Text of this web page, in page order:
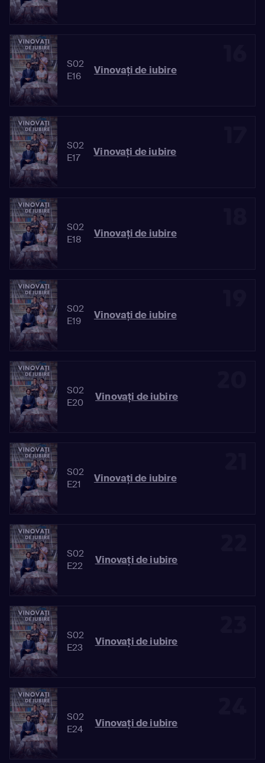
S02
E16
Vinovaţi de iubire
S02
E17
Vinovaţi de iubire
S02
E18
Vinovaţi de iubire
S02
E19
Vinovaţi de iubire
S02
E20
Vinovaţi de iubire
S02
E21
Vinovaţi de iubire
S02
E22
Vinovaţi de iubire
S02
E23
Vinovaţi de iubire
S02
E24
Vinovaţi de iubire